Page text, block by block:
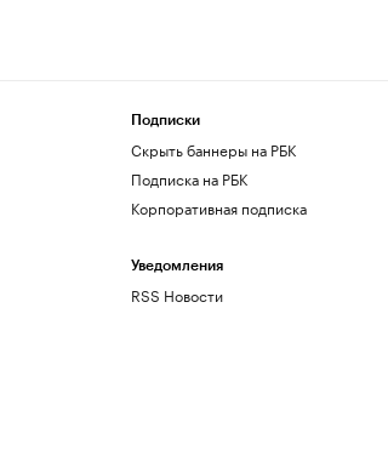
Подписки
Скрыть баннеры на РБК
Подписка на РБК
Корпоративная подписка
Уведомления
RSS Новости